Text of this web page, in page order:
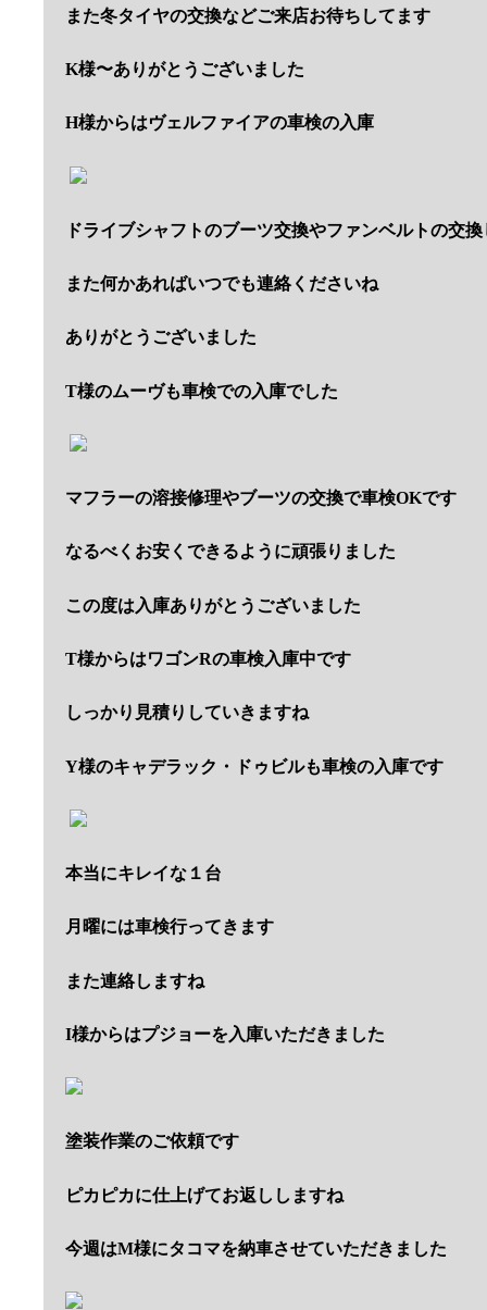
また冬タイヤの交換などご来店お待ちしてます
K様〜ありがとうございました
H様からはヴェルファイアの車検の入庫
ドライブシャフトのブーツ交換やファンベルトの交
また何かあればいつでも連絡くださいね
ありがとうございました
T様のムーヴも車検での入庫でした
マフラーの溶接修理やブーツの交換で車検OKです
なるべくお安くできるように頑張りました
この度は入庫ありがとうございました
T様からはワゴンRの車検入庫中です
しっかり見積りしていきますね
Y様のキャデラック・ドゥビルも車検の入庫です
本当にキレイな１台
月曜には車検行ってきます
また連絡しますね
I様からはプジョーを入庫いただきました
塗装作業のご依頼です
ピカピカに仕上げてお返ししますね
今週はM様にタコマを納車させていただきました